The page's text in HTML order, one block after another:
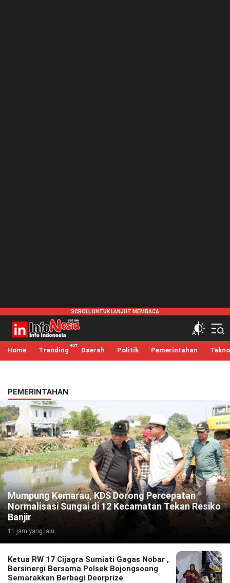
infonesia.me
Info Indonesia
Home Trending Daerah Politik Pemerintahan Tekno
PEMERINTAHAN
Mumpung Kemarau, KDS Dorong Percepatan
Normalisasi Sungai di 12 Kecamatan Tekan Resiko
Banjir
11 jam yang lalu
Ketua RW 17 Cijagra Sumiati Gagas Nobar ,
Bersinergi Bersama Polsek Bojongsoang
Semarakkan Berbagi Doorprize